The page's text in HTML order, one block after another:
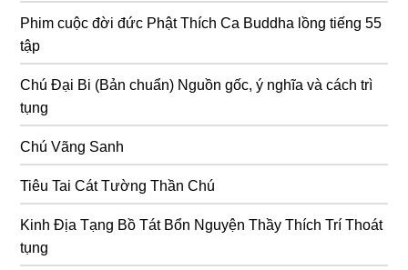
Phim cuộc đời đức Phật Thích Ca Buddha lồng tiếng 55
tập
Chú Đại Bi (Bản chuẩn) Nguồn gốc, ý nghĩa và cách trì
tụng
Chú Vãng Sanh
Tiêu Tai Cát Tường Thần Chú
Kinh Địa Tạng Bồ Tát Bổn Nguyện Thầy Thích Trí Thoát
tụng